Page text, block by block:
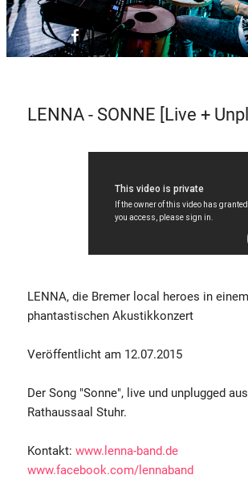
LENNA - SONNE [Live +
LENNA, die Bremer local heroes in einem
phantastischen Akustikkonzert
Veröffentlicht am 12.07.2015
Der Song "Sonne", live und unplugged
Rathaussaal Stuhr.
Kontakt: www.lenna-band.de
www.facebook.com/lennaband